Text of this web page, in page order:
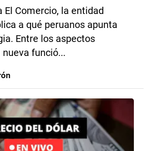
El Comercio, la entidad
a qué peruanos apunta
Entre los aspectos
funció...